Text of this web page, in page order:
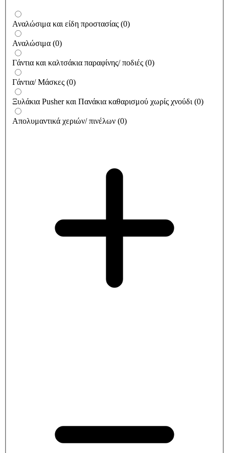
Αναλώσιμα και είδη προστασίας (0)
Αναλώσιμα (0)
Γάντια και καλτσάκια παραφίνης/ ποδιές (0)
Γάντια/ Μάσκες (0)
Ξυλάκια Pusher και Πανάκια καθαρισμού χωρίς χνούδι (0)
Απολυμαντικά χεριών/ πινέλων (0)